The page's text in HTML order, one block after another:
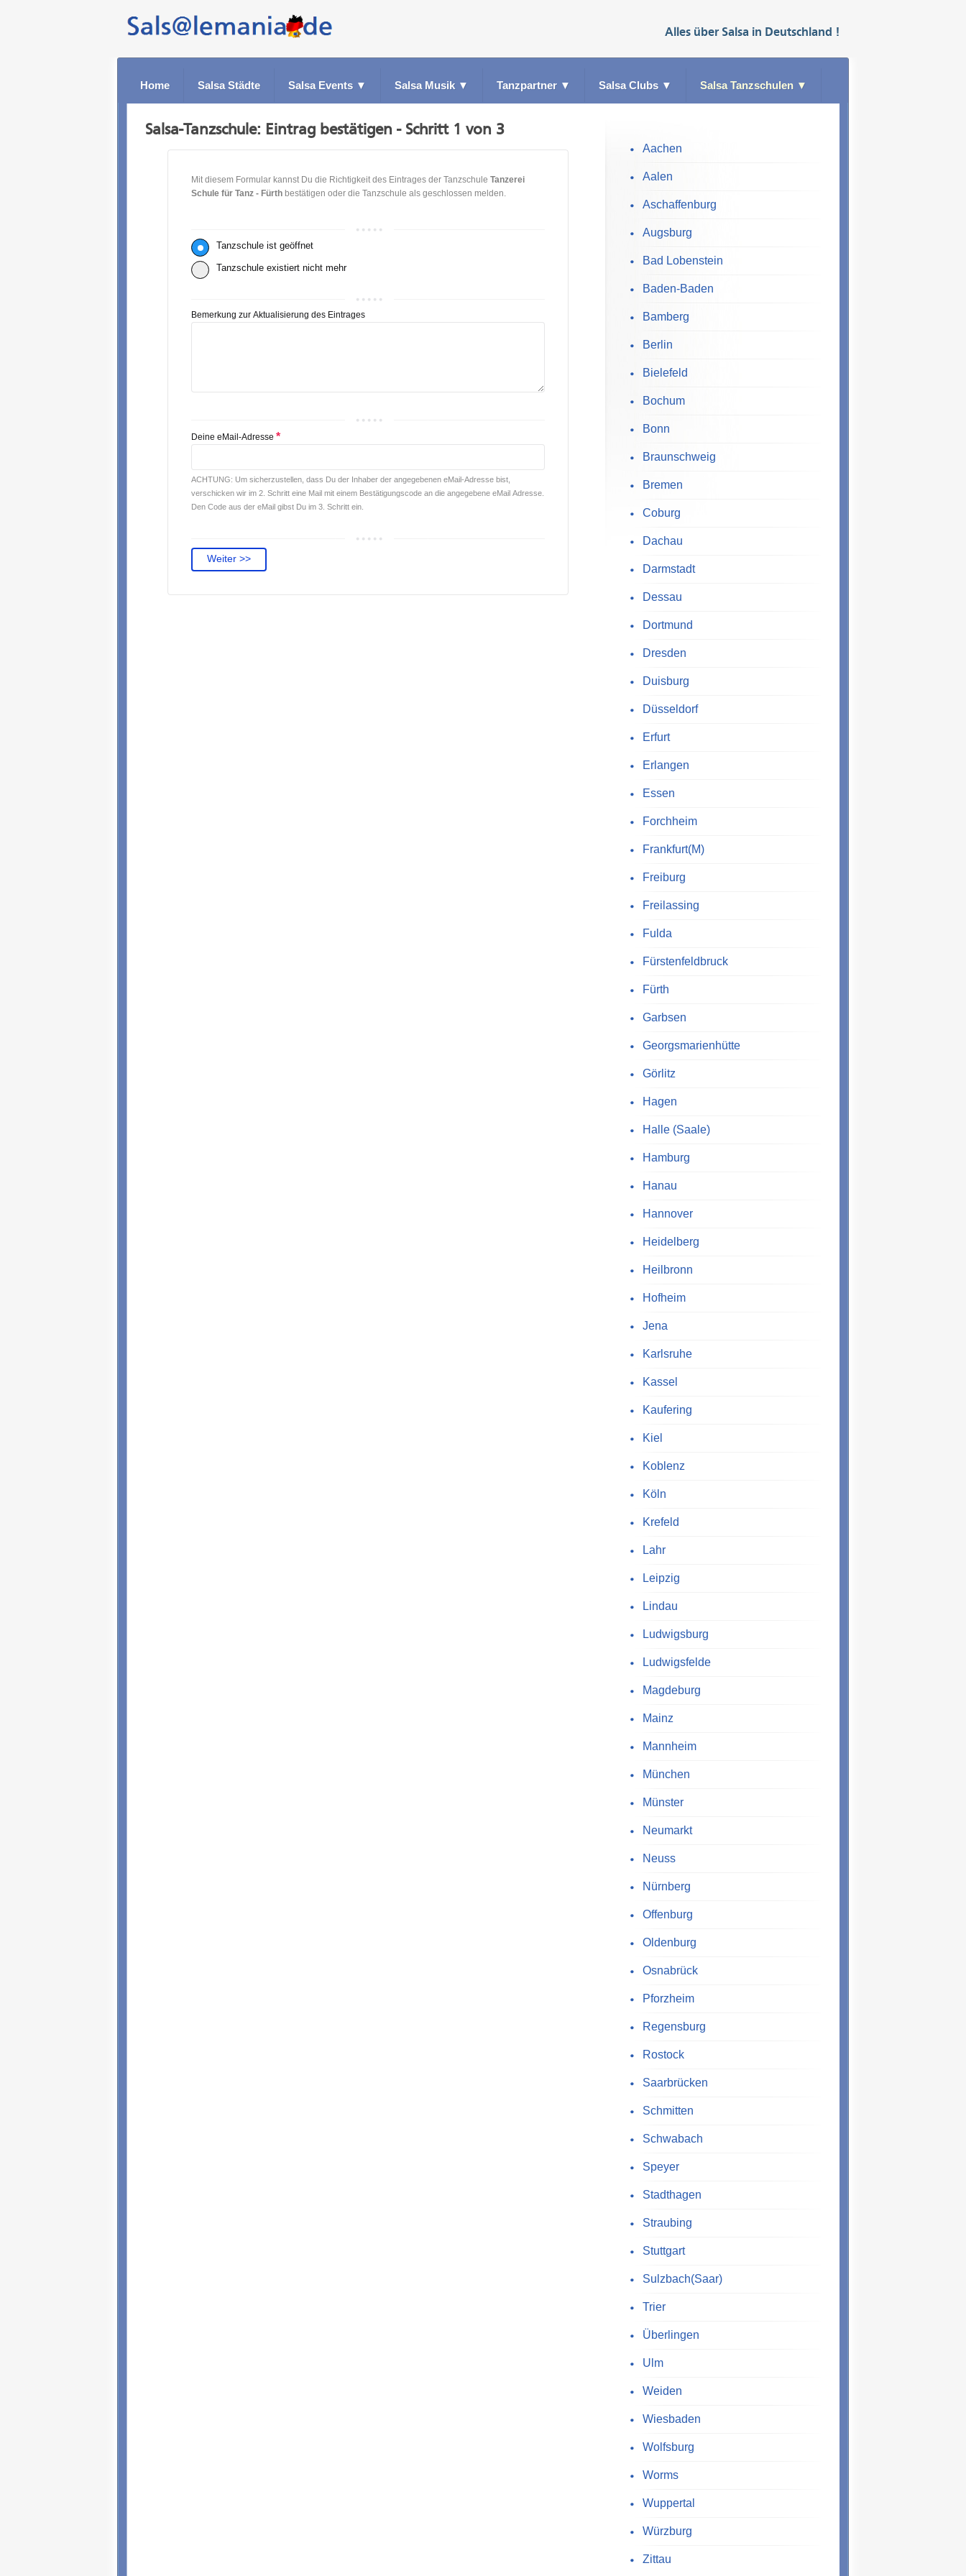
Alles über Salsa in Deutschland !
Home Salsa Städte Salsa Events ▼ Salsa Musik ▼ Tanzpartner ▼ Salsa Clubs ▼ Salsa Tanzschulen ▼
Salsa-Tanzschule: Eintrag bestätigen - Schritt 1 von 3
Mit diesem Formular kannst Du die Richtigkeit des Eintrages der Tanzschule Tanzerei
Schule für Tanz - Fürth bestätigen oder die Tanzschule als geschlossen melden.
Tanzschule ist geöffnet
Tanzschule existiert nicht mehr
Bemerkung zur Aktualisierung des Eintrages
Deine eMail-Adresse *
ACHTUNG: Um sicherzustellen, dass Du der Inhaber der angegebenen eMail-Adresse bist,
verschicken wir im 2. Schritt eine Mail mit einem Bestätigungscode an die angegebene eMail Adresse.
Den Code aus der eMail gibst Du im 3. Schritt ein.
Weiter >>
Aachen
Aalen
Aschaffenburg
Augsburg
Bad Lobenstein
Baden-Baden
Bamberg
Berlin
Bielefeld
Bochum
Bonn
Braunschweig
Bremen
Coburg
Dachau
Darmstadt
Dessau
Dortmund
Dresden
Duisburg
Düsseldorf
Erfurt
Erlangen
Essen
Forchheim
Frankfurt(M)
Freiburg
Freilassing
Fulda
Fürstenfeldbruck
Fürth
Garbsen
Georgsmarienhütte
Görlitz
Hagen
Halle (Saale)
Hamburg
Hanau
Hannover
Heidelberg
Heilbronn
Hofheim
Jena
Karlsruhe
Kassel
Kaufering
Kiel
Koblenz
Köln
Krefeld
Lahr
Leipzig
Lindau
Ludwigsburg
Ludwigsfelde
Magdeburg
Mainz
Mannheim
München
Münster
Neumarkt
Neuss
Nürnberg
Offenburg
Oldenburg
Osnabrück
Pforzheim
Regensburg
Rostock
Saarbrücken
Schmitten
Schwabach
Speyer
Stadthagen
Straubing
Stuttgart
Sulzbach(Saar)
Trier
Überlingen
Ulm
Weiden
Wiesbaden
Wolfsburg
Worms
Wuppertal
Würzburg
Zittau